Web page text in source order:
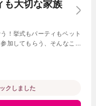
大切な家族
！挙式もパーティもペット
加してもらう、そんなこと
クしました